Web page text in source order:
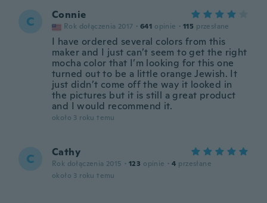
C Connie
Rok dołączenia 2017 · 641 opinie · 115 przesłane
I have ordered several colors from this
maker and I just can’t seem to get the right
mocha color that I’m looking for this one
turned out to be a little orange Jewish. It
just didn’t come off the way it looked in
the pictures but it is still a great product
and I would recommend it.
około 3 roku temu
C Cathy
Rok dołączenia 2015 · 123 opinie · 4 przesłane
około 3 roku temu